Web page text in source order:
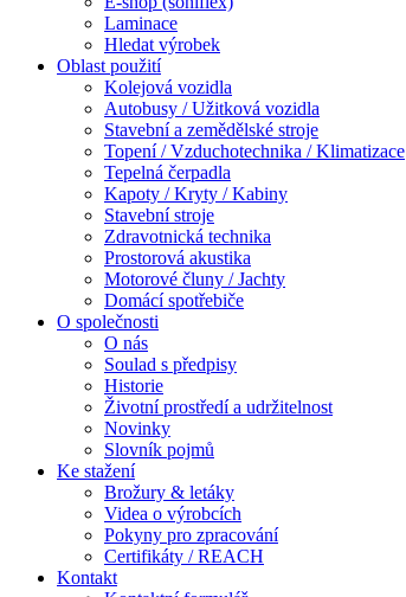
Laminace
Hledat výrobek
Oblast použití
Kolejová vozidla
Autobusy / Užitková vozidla
Stavební a zemědělské stroje
Topení / Vzduchotechnika / Klimatizace
Tepelná čerpadla
Kapoty / Kryty / Kabiny
Stavební stroje
Zdravotnická technika
Prostorová akustika
Motorové čluny / Jachty
Domácí spotřebiče
O společnosti
O nás
Soulad s předpisy
Historie
Životní prostředí a udržitelnost
Novinky
Slovník pojmů
Ke stažení
Brožury & letáky
Videa o výrobcích
Pokyny pro zpracování
Certifikáty / REACH
Kontakt